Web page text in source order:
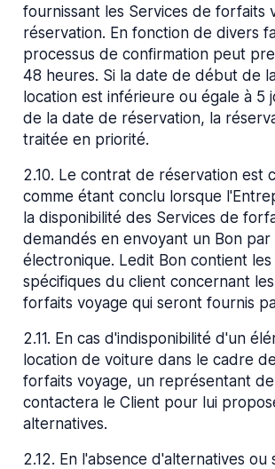
fournissant les Services de forfaits
réservation. En fonction de divers
processus de confirmation peut
48 heures. Si la date de début de
location est inférieure ou égale à 5
de la date de réservation, la
traitée en priorité.
2.10. Le contrat de réservation est
comme étant conclu lorsque
la disponibilité des Services de
demandés en envoyant un Bon
électronique. Ledit Bon contient les
spécifiques du client concernant
forfaits voyage qui seront fournis
2.11. En cas d'indisponibilité d'un
location de voiture dans le cadre
forfaits voyage, un représentant
contactera le Client pour lui
alternatives.
2.12. En l'absence d'alternatives ou